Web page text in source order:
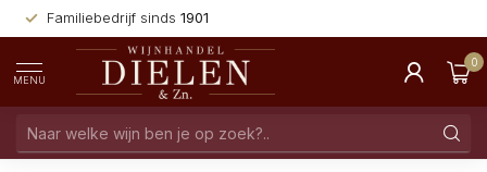
Familiebedrijf sinds 1901
MENU
0